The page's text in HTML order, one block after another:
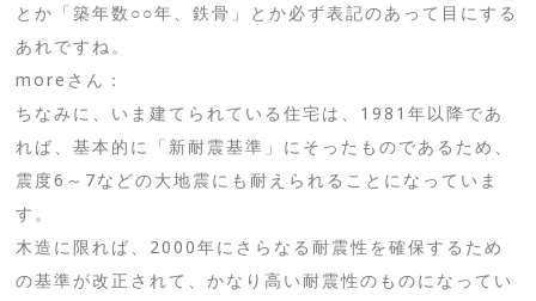
とか「築年数○○年、鉄骨」とか必ず表記のあって目にする
あれですね。
moreさん：
ちなみに、いま建てられている住宅は、1981年以降であ
れば、基本的に「新耐震基準」にそったものであるため、
震度6～7などの大地震にも耐えられることになっていま
す。
木造に限れば、2000年にさらなる耐震性を確保するため
の基準が改正されて、かなり高い耐震性のものになってい